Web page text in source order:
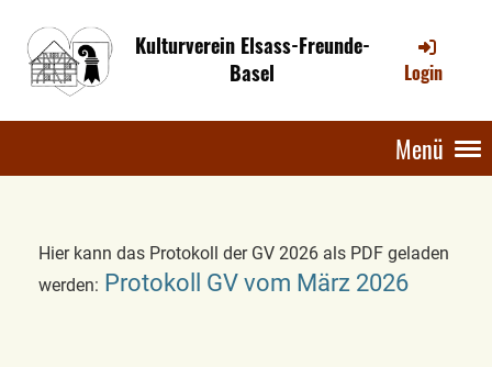
Kulturverein Elsass-Freunde-
Basel
Login
Menü
Hier kann das Protokoll der GV 2026 als PDF geladen
werden: Protokoll GV vom März 2026